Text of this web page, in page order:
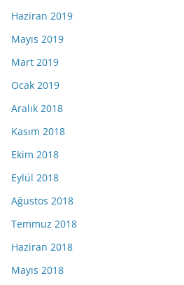
Haziran 2019
Mayıs 2019
Mart 2019
Ocak 2019
Aralık 2018
Kasım 2018
Ekim 2018
Eylül 2018
Ağustos 2018
Temmuz 2018
Haziran 2018
Mayıs 2018